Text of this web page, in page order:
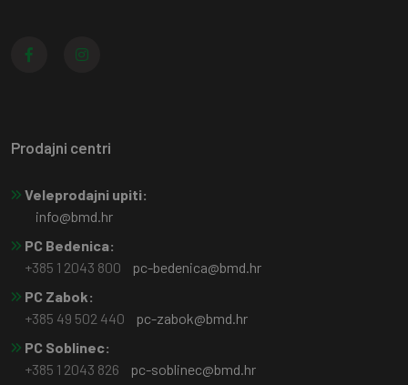
Prodajni centri
Veleprodajni upiti:
info@bmd.hr
PC Bedenica:
+385 1 2043 800
pc-bedenica@bmd.hr
PC Zabok:
+385 49 502 440
pc-zabok@bmd.hr
PC Soblinec:
+385 1 2043 826
pc-soblinec@bmd.hr